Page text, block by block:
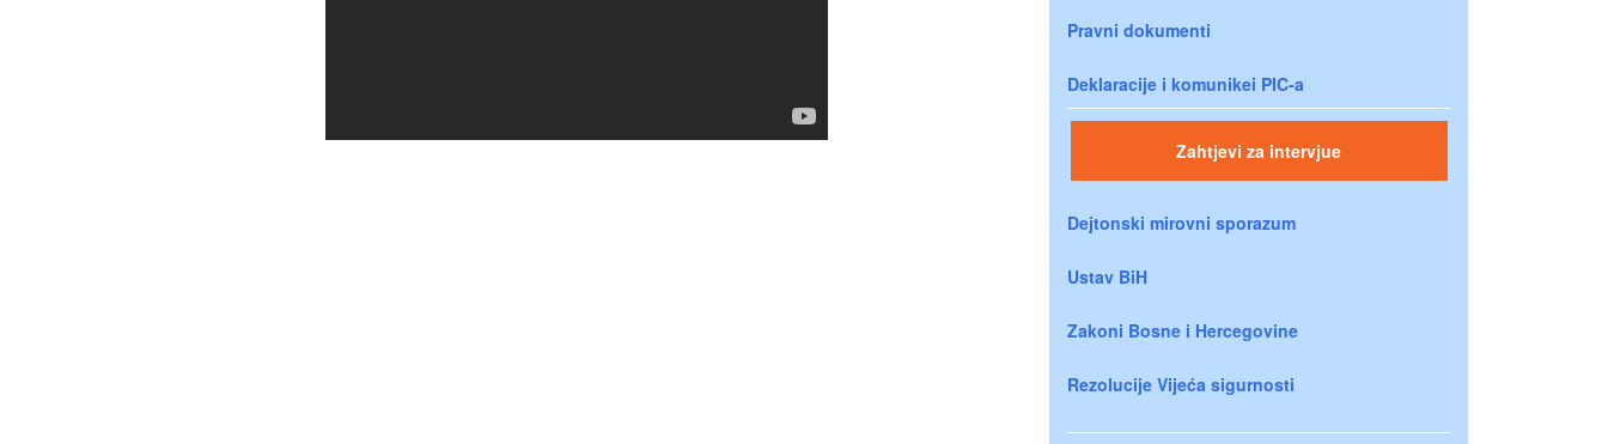
Pravni dokumenti
Deklaracije i komunikei PIC-a
Zahtjevi za intervjue
Dejtonski mirovni sporazum
Ustav BiH
Zakoni Bosne i Hercegovine
Rezolucije Vijeća sigurnosti